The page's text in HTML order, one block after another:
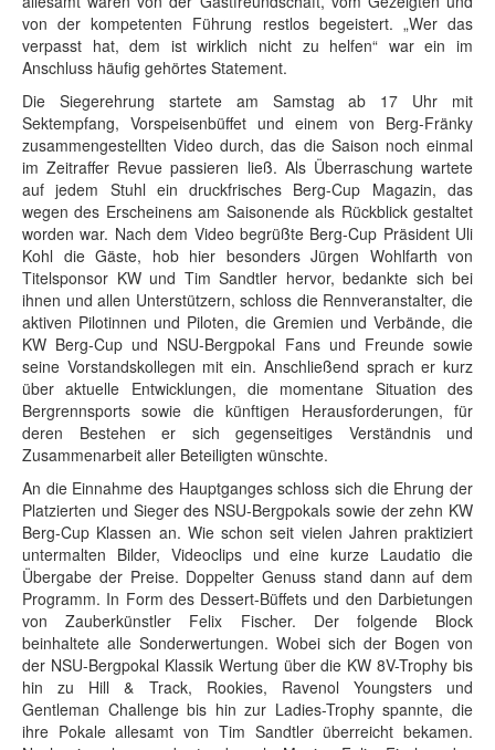
von der kompetenten Führung restlos begeistert. „Wer das
verpasst hat, dem ist wirklich nicht zu helfen“ war ein im
Anschluss häufig gehörtes Statement.
Die Siegerehrung startete am Samstag ab 17 Uhr mit
Sektempfang, Vorspeisenbüffet und einem von Berg-Fränky
zusammengestellten Video durch, das die Saison noch einmal
im Zeitraffer Revue passieren ließ. Als Überraschung wartete
auf jedem Stuhl ein druckfrisches Berg-Cup Magazin, das
wegen des Erscheinens am Saisonende als Rückblick gestaltet
worden war. Nach dem Video begrüßte Berg-Cup Präsident Uli
Kohl die Gäste, hob hier besonders Jürgen Wohlfarth von
Titelsponsor KW und Tim Sandtler hervor, bedankte sich bei
ihnen und allen Unterstützern, schloss die Rennveranstalter, die
aktiven Pilotinnen und Piloten, die Gremien und Verbände, die
KW Berg-Cup und NSU-Bergpokal Fans und Freunde sowie
seine Vorstandskollegen mit ein. Anschließend sprach er kurz
über aktuelle Entwicklungen, die momentane Situation des
Bergrennsports sowie die künftigen Herausforderungen, für
deren Bestehen er sich gegenseitiges Verständnis und
Zusammenarbeit aller Beteiligten wünschte.
An die Einnahme des Hauptganges schloss sich die Ehrung der
Platzierten und Sieger des NSU-Bergpokals sowie der zehn KW
Berg-Cup Klassen an. Wie schon seit vielen Jahren praktiziert
untermalten Bilder, Videoclips und eine kurze Laudatio die
Übergabe der Preise. Doppelter Genuss stand dann auf dem
Programm. In Form des Dessert-Büffets und den Darbietungen
von Zauberkünstler Felix Fischer. Der folgende Block
beinhaltete alle Sonderwertungen. Wobei sich der Bogen von
der NSU-Bergpokal Klassik Wertung über die KW 8V-Trophy bis
hin zu Hill & Track, Rookies, Ravenol Youngsters und
Gentleman Challenge bis hin zur Ladies-Trophy spannte, die
ihre Pokale allesamt von Tim Sandtler überreicht bekamen.